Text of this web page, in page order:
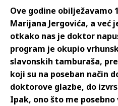
Ove godine obilježavamo
Marijana Jergovića, a već
otkako nas je doktor
program je okupio
slavonskih tamburaša,
koji su na poseban način
doktorove glazbe, do
Ipak, ono što me posebno